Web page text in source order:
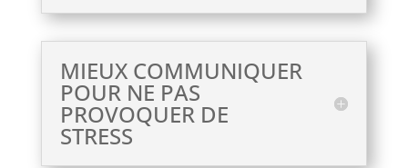
MIEUX COMMUNIQUER
POUR NE PAS
PROVOQUER DE
STRESS